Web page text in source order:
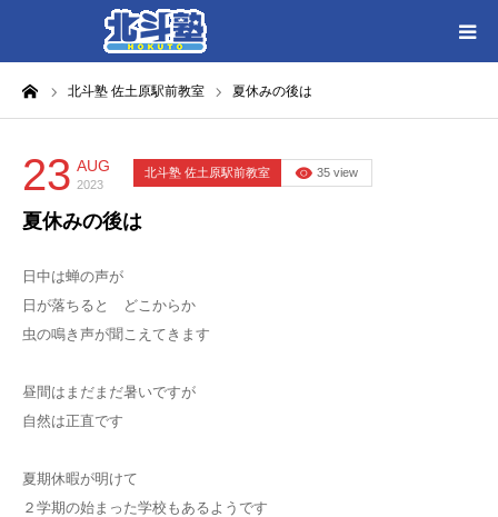
北斗塾 佐土原駅前教室 夏休みの後は
23 AUG
2023
北斗塾 佐土原駅前教室 35 view
夏休みの後は
日中は蝉の声が
日が落ちると どこからか
虫の鳴き声が聞こえてきます
昼間はまだまだ暑いですが
自然は正直です
夏期休暇が明けて
２学期の始まった学校もあるようです
HOME
各教室別に記事を見る
北斗塾／教室一覧
お問い合わせ